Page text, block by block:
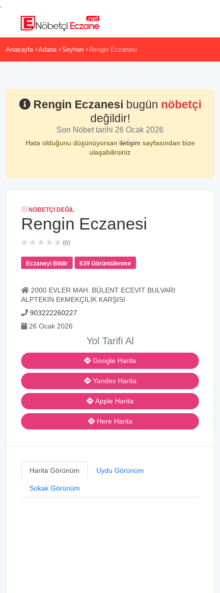
Anasayfa Adana Seyhan Rengin Eczanesi
Rengin Eczanesi bugün nöbetçi
değildir!
Son Nöbet tarihi 26 Ocak 2026
Hata olduğunu düşünüyorsan iletişim sayfasından bize
ulaşabilirsiniz
NÖBETÇI DEĞIL
Rengin Eczanesi
(0)
Eczaneyi Bildir 639 Görüntülenme
2000 EVLER MAH. BÜLENT ECEVİT BULVARI
ALPTEKİN EKMEKÇİLİK KARŞISI
903222260227
26 Ocak 2026
Yol Tarifi Al
Google Harita
Yandex Harita
Apple Harita
Here Harita
Harita Görünüm Uydu Görünüm
Sokak Görünüm